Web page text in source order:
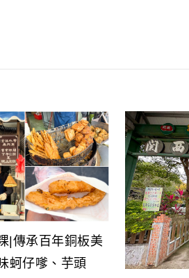
|傳承百年銅板美
蚵仔嗲、芋頭